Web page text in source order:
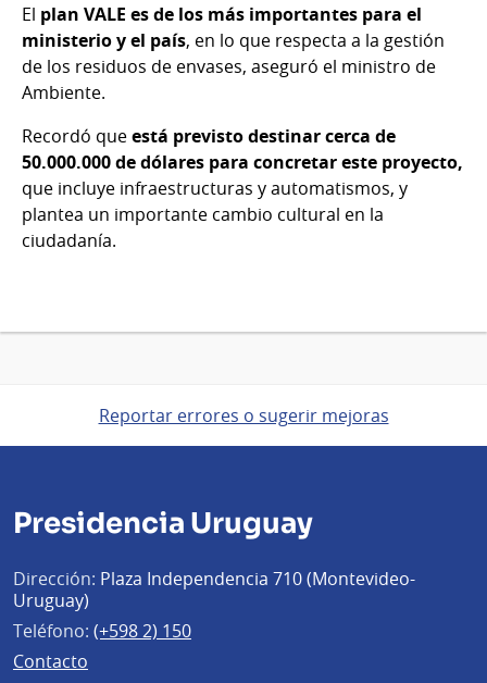
El plan VALE es de los más importantes para el
ministerio y el país, en lo que respecta a la gestión
de los residuos de envases, aseguró el ministro de
Ambiente.
Recordó queestá previsto destinar cerca de
50.000.000 de dólares para concretar este proyecto,
que incluye infraestructuras y automatismos, y
plantea un importante cambio cultural en la
ciudadanía.
Reportar errores o sugerir mejoras
Presidencia Uruguay
Dirección: Plaza Independencia 710 (Montevideo-
Uruguay)
Teléfono: (+598 2) 150
Contacto